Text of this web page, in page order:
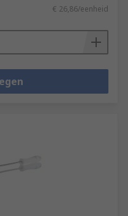
€ 26,86/eenheid